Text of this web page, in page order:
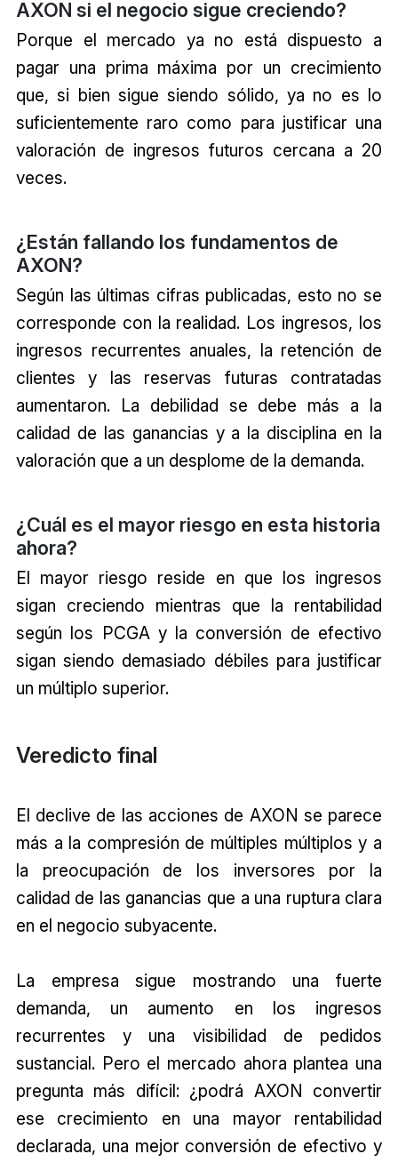
AXON si el negocio sigue creciendo?
Porque el mercado ya no está dispuesto a
pagar una prima máxima por un crecimiento
que, si bien sigue siendo sólido, ya no es lo
suficientemente raro como para justificar una
valoración de ingresos futuros cercana a 20
veces.
¿Están fallando los fundamentos de
AXON?
Según las últimas cifras publicadas, esto no se
corresponde con la realidad. Los ingresos, los
ingresos recurrentes anuales, la retención de
clientes y las reservas futuras contratadas
aumentaron. La debilidad se debe más a la
calidad de las ganancias y a la disciplina en la
valoración que a un desplome de la demanda.
¿Cuál es el mayor riesgo en esta historia
ahora?
El mayor riesgo reside en que los ingresos
sigan creciendo mientras que la rentabilidad
según los PCGA y la conversión de efectivo
sigan siendo demasiado débiles para justificar
un múltiplo superior.
Veredicto final
El declive de las acciones de AXON se parece
más a la compresión de múltiples múltiplos y a
la preocupación de los inversores por la
calidad de las ganancias que a una ruptura clara
en el negocio subyacente.
La empresa sigue mostrando una fuerte
demanda, un aumento en los ingresos
recurrentes y una visibilidad de pedidos
sustancial. Pero el mercado ahora plantea una
pregunta más difícil: ¿podrá AXON convertir
ese crecimiento en una mayor rentabilidad
declarada, una mejor conversión de efectivo y